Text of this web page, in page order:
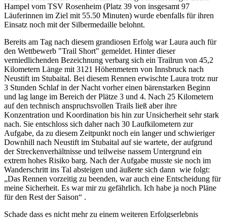
Hampel vom TSV Rosenheim (Platz 39 von insgesamt 97
Läuferinnen im Ziel mit 55.50 Minuten) wurde ebenfalls für ihren
Einsatz noch mit der Silbermedaille belohnt.
Bereits am Tag nach diesem grandiosen Erfolg war Laura auch für
den Wettbewerb "Trail Short" gemeldet. Hinter dieser
verniedlichenden Bezeichnung verbarg sich ein Trailrun von 45,2
Kilometern Länge mit 3121 Höhenmetern von Innsbruck nach
Neustift im Stubaital. Bei diesem Rennen erwischte Laura trotz nur
3 Stunden Schlaf in der Nacht vorher einen bärenstarken Beginn
und lag lange im Bereich der Plätze 3 und 4. Nach 25 Kilometern
auf den technisch anspruchsvollen Trails ließ aber ihre
Konzentration und Koordination bis hin zur Unsicherheit sehr stark
nach. Sie entschloss sich daher nach 30 Laufkilometern zur
Aufgabe, da zu diesem Zeitpunkt noch ein langer und schwieriger
Downhill nach Neustift im Stubaital auf sie wartete, der aufgrund
der Streckenverhältnisse und teilweise nassem Untergrund ein
extrem hohes Risiko barg. Nach der Aufgabe musste sie noch im
Wanderschritt ins Tal absteigen und äußerte sich dann wie folgt:
„Das Rennen vorzeitig zu beenden, war auch eine Entscheidung für
meine Sicherheit. Es war mir zu gefährlich. Ich habe ja noch Pläne
für den Rest der Saison“ .
Schade dass es nicht mehr zu einem weiteren Erfolgserlebnis